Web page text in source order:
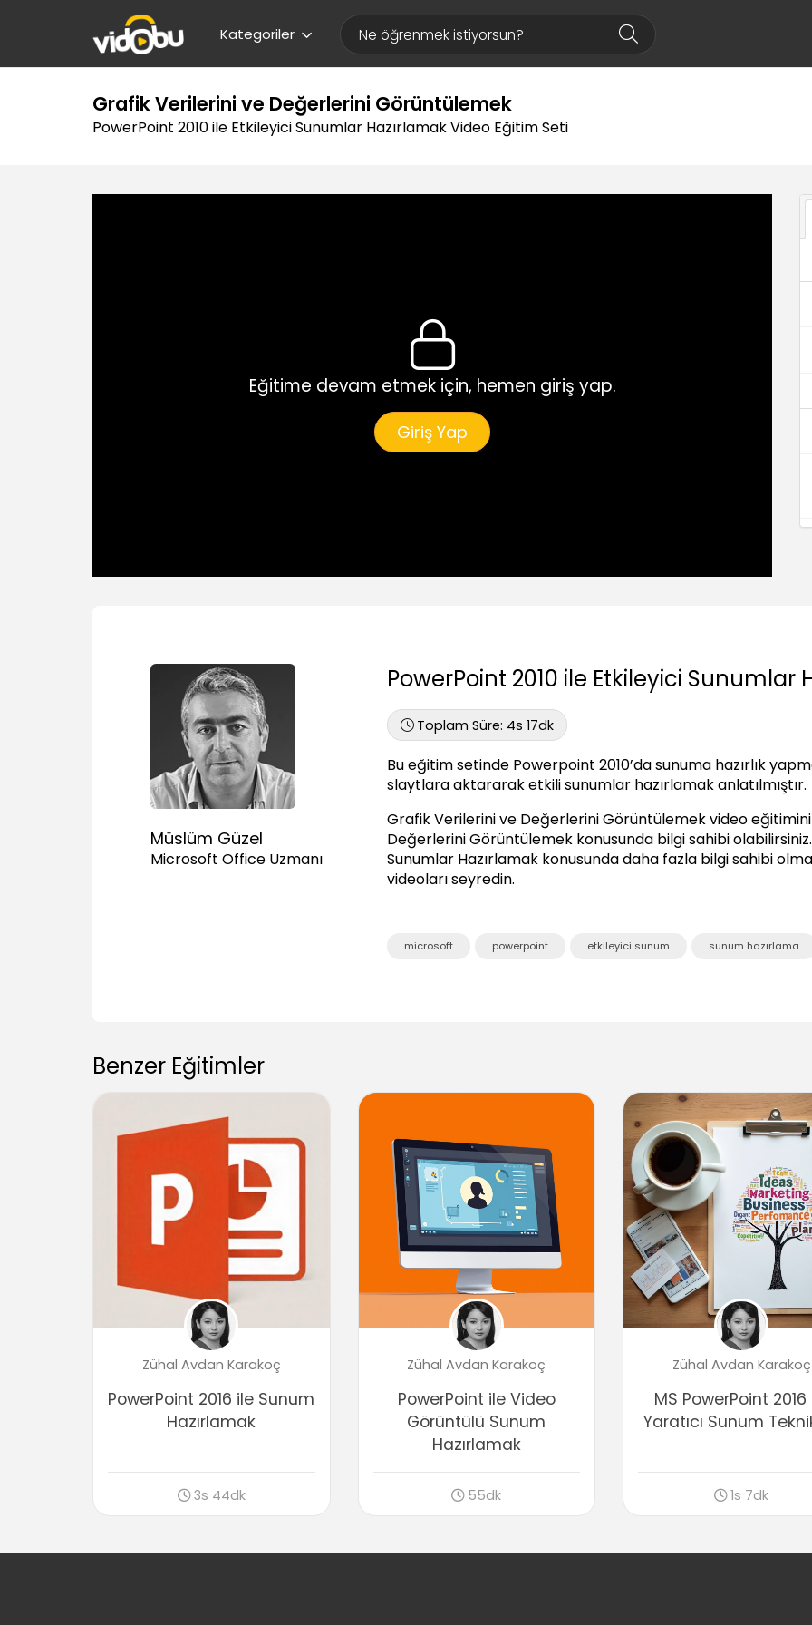
Kategoriler
Grafik Verilerini ve Değerlerini Görüntülemek
PowerPoint 2010 ile Etkileyici Sunumlar Hazırlamak Video Eğitim Seti
Eğitime devam etmek için, hemen giriş yap.
Giriş Yap
Müslüm Güzel
Microsoft Office Uzmanı
PowerPoint 2010 ile Etkileyici Sunumlar
Toplam Süre: 4s 17dk
Bu eğitim setinde Powerpoint 2010’da sunuma hazırlık
slaytlara aktararak etkili sunumlar hazırlamak anlatılmıştır.
Grafik Verilerini ve Değerlerini Görüntülemek video
Değerlerini Görüntülemek konusunda bilgi sahibi olabilirsiniz.
Sunumlar Hazırlamakkonusunda daha fazla bilgi sahibi
videoları seyredin.
microsoft powerpoint etkileyici sunum sunum hazırlama
Benzer Eğitimler
Zühal Avdan Karakoç
PowerPoint 2016 ile Sunum
Hazırlamak
3s 44dk
Zühal Avdan Karakoç
PowerPoint ile Video
Görüntülü Sunum
Hazırlamak
55dk
Zühal Avdan Karakoç
MS PowerPoint 2016
Yaratıcı Sunum
1s 7dk